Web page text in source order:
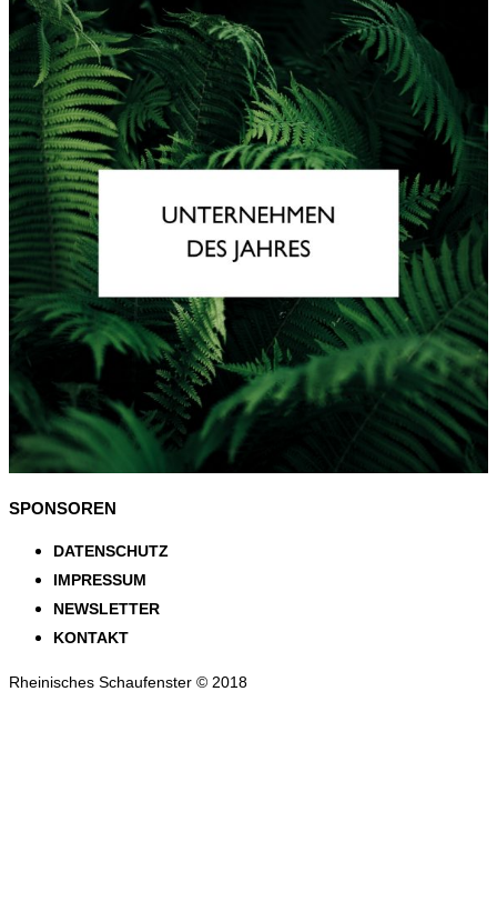
SPONSOREN
DATENSCHUTZ
IMPRESSUM
NEWSLETTER
KONTAKT
Rheinisches Schaufenster © 2018